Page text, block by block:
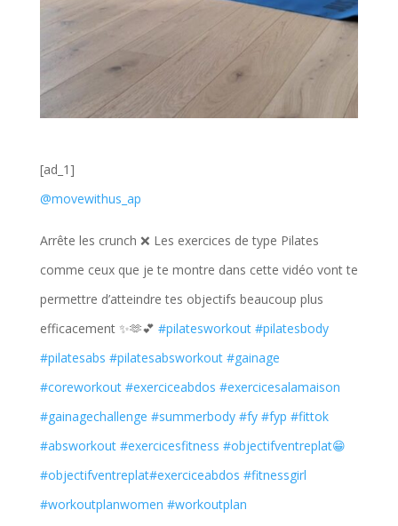
[ad_1]
@movewithus_ap
Arrête les crunch ❌ Les exercices de type Pilates
comme ceux que je te montre dans cette vidéo vont te
permettre d’atteindre tes objectifs beaucoup plus
efficacement ✨🫶💕 #pilatesworkout #pilatesbody
#pilatesabs #pilatesabsworkout #gainage
#coreworkout #exerciceabdos #exercicesalamaison
#gainagechallenge #summerbody #fy #fyp #fittok
#absworkout #exercicesfitness #objectifventreplat😁
#objectifventreplat#exerciceabdos #fitnessgirl
#workoutplanwomen #workoutplan